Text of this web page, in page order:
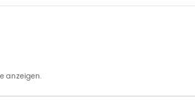
anzeigen.